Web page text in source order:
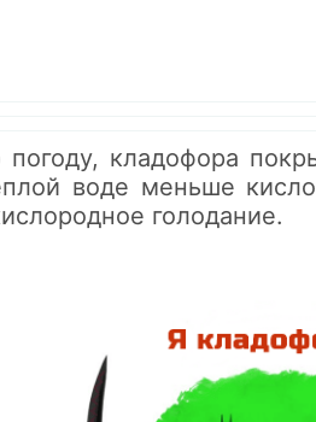
кладофора
воде меньше
голодание.